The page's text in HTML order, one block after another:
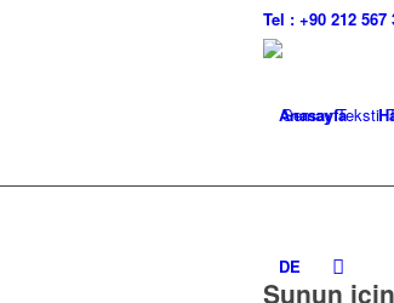
Tel : +90 212 567
Anasayfa
DE
Şunun